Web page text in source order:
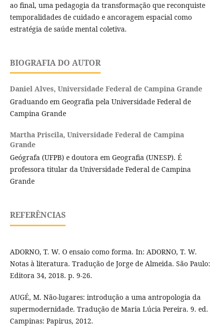
ao final, uma pedagogia da transformação que reconquiste
temporalidades de cuidado e ancoragem espacial como
estratégia de saúde mental coletiva.
BIOGRAFIA DO AUTOR
Daniel Alves, Universidade Federal de Campina Grande
Graduando em Geografia pela Universidade Federal de
Campina Grande
Martha Priscila, Universidade Federal de Campina
Grande
Geógrafa (UFPB) e doutora em Geografia (UNESP). É
professora titular da Universidade Federal de Campina
Grande
REFERÊNCIAS
ADORNO, T. W. O ensaio como forma. In: ADORNO, T. W.
Notas à literatura. Tradução de Jorge de Almeida. São Paulo:
Editora 34, 2018. p. 9-26.
AUGÉ, M. Não-lugares: introdução a uma antropologia da
supermodernidade. Tradução de Maria Lúcia Pereira. 9. ed.
Campinas: Papirus, 2012.